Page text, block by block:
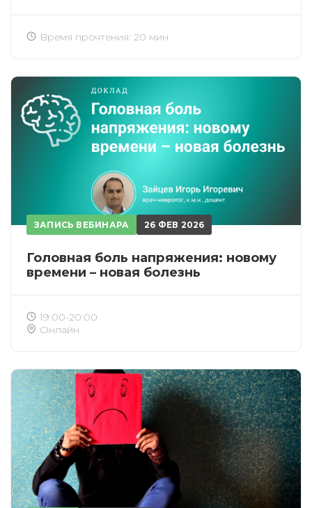
Время прочтения: 20 мин.
ЗАПИСЬ ВЕБИНАРА 26 ФЕВ 2026
Головная боль напряжения: новому
времени – новая болезнь
19:00-20:00
Онлайн